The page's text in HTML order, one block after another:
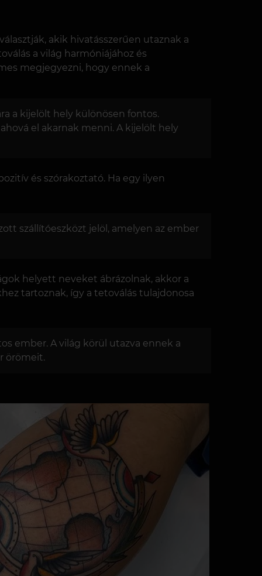
akik hivatásszerűen utaznak a
a világ harmóniájához és
megjegyezni, hogy ennek a
a kijelölt hely különösen fontos.
el akarnak menni. A kijelölt hely
és szórakoztató. Ha egy ilyen
szállítóeszközt jelöl, amelyen az ember
helyett neveket ábrázolnak, akkor a
tartoznak, így a tetoválás tulajdonosa
ember. A világ körül utazva ennek a
örömeit.